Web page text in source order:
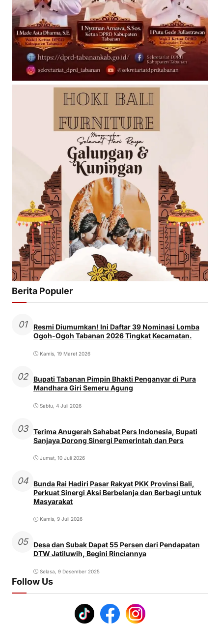
Berita Populer
01
Resmi Diumumkan! Ini Daftar 39 Nominasi Lomba
Ogoh-Ogoh Tabanan 2026 Tingkat Kecamatan.
Kamis, 19 Maret 2026
02
Bupati Tabanan Pimpin Bhakti Penganyar di Pura
Mandhara Giri Semeru Agung
Sabtu, 4 Juli 2026
03
Terima Anugerah Sahabat Pers Indonesia, Bupati
Sanjaya Dorong Sinergi Pemerintah dan Pers
Jumat, 10 Juli 2026
04
Bunda Rai Hadiri Pasar Rakyat PKK Provinsi Bali,
Perkuat Sinergi Aksi Berbelanja dan Berbagi untuk
Masyarakat
Kamis, 9 Juli 2026
05
Desa dan Subak Dapat 55 Persen dari Pendapatan
DTW Jatiluwih, Begini Rinciannya
Selasa, 9 Desember 2025
Follow Us